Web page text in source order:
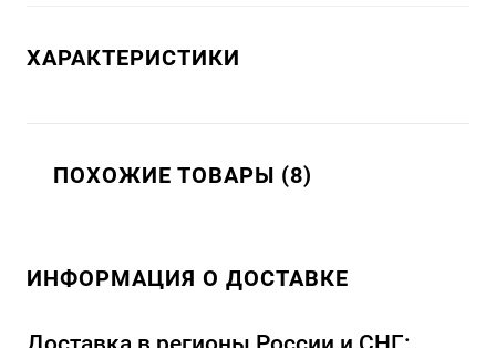
ХАРАКТЕРИСТИКИ
ПОХОЖИЕ ТОВАРЫ (8)
ИНФОРМАЦИЯ О ДОСТАВКЕ